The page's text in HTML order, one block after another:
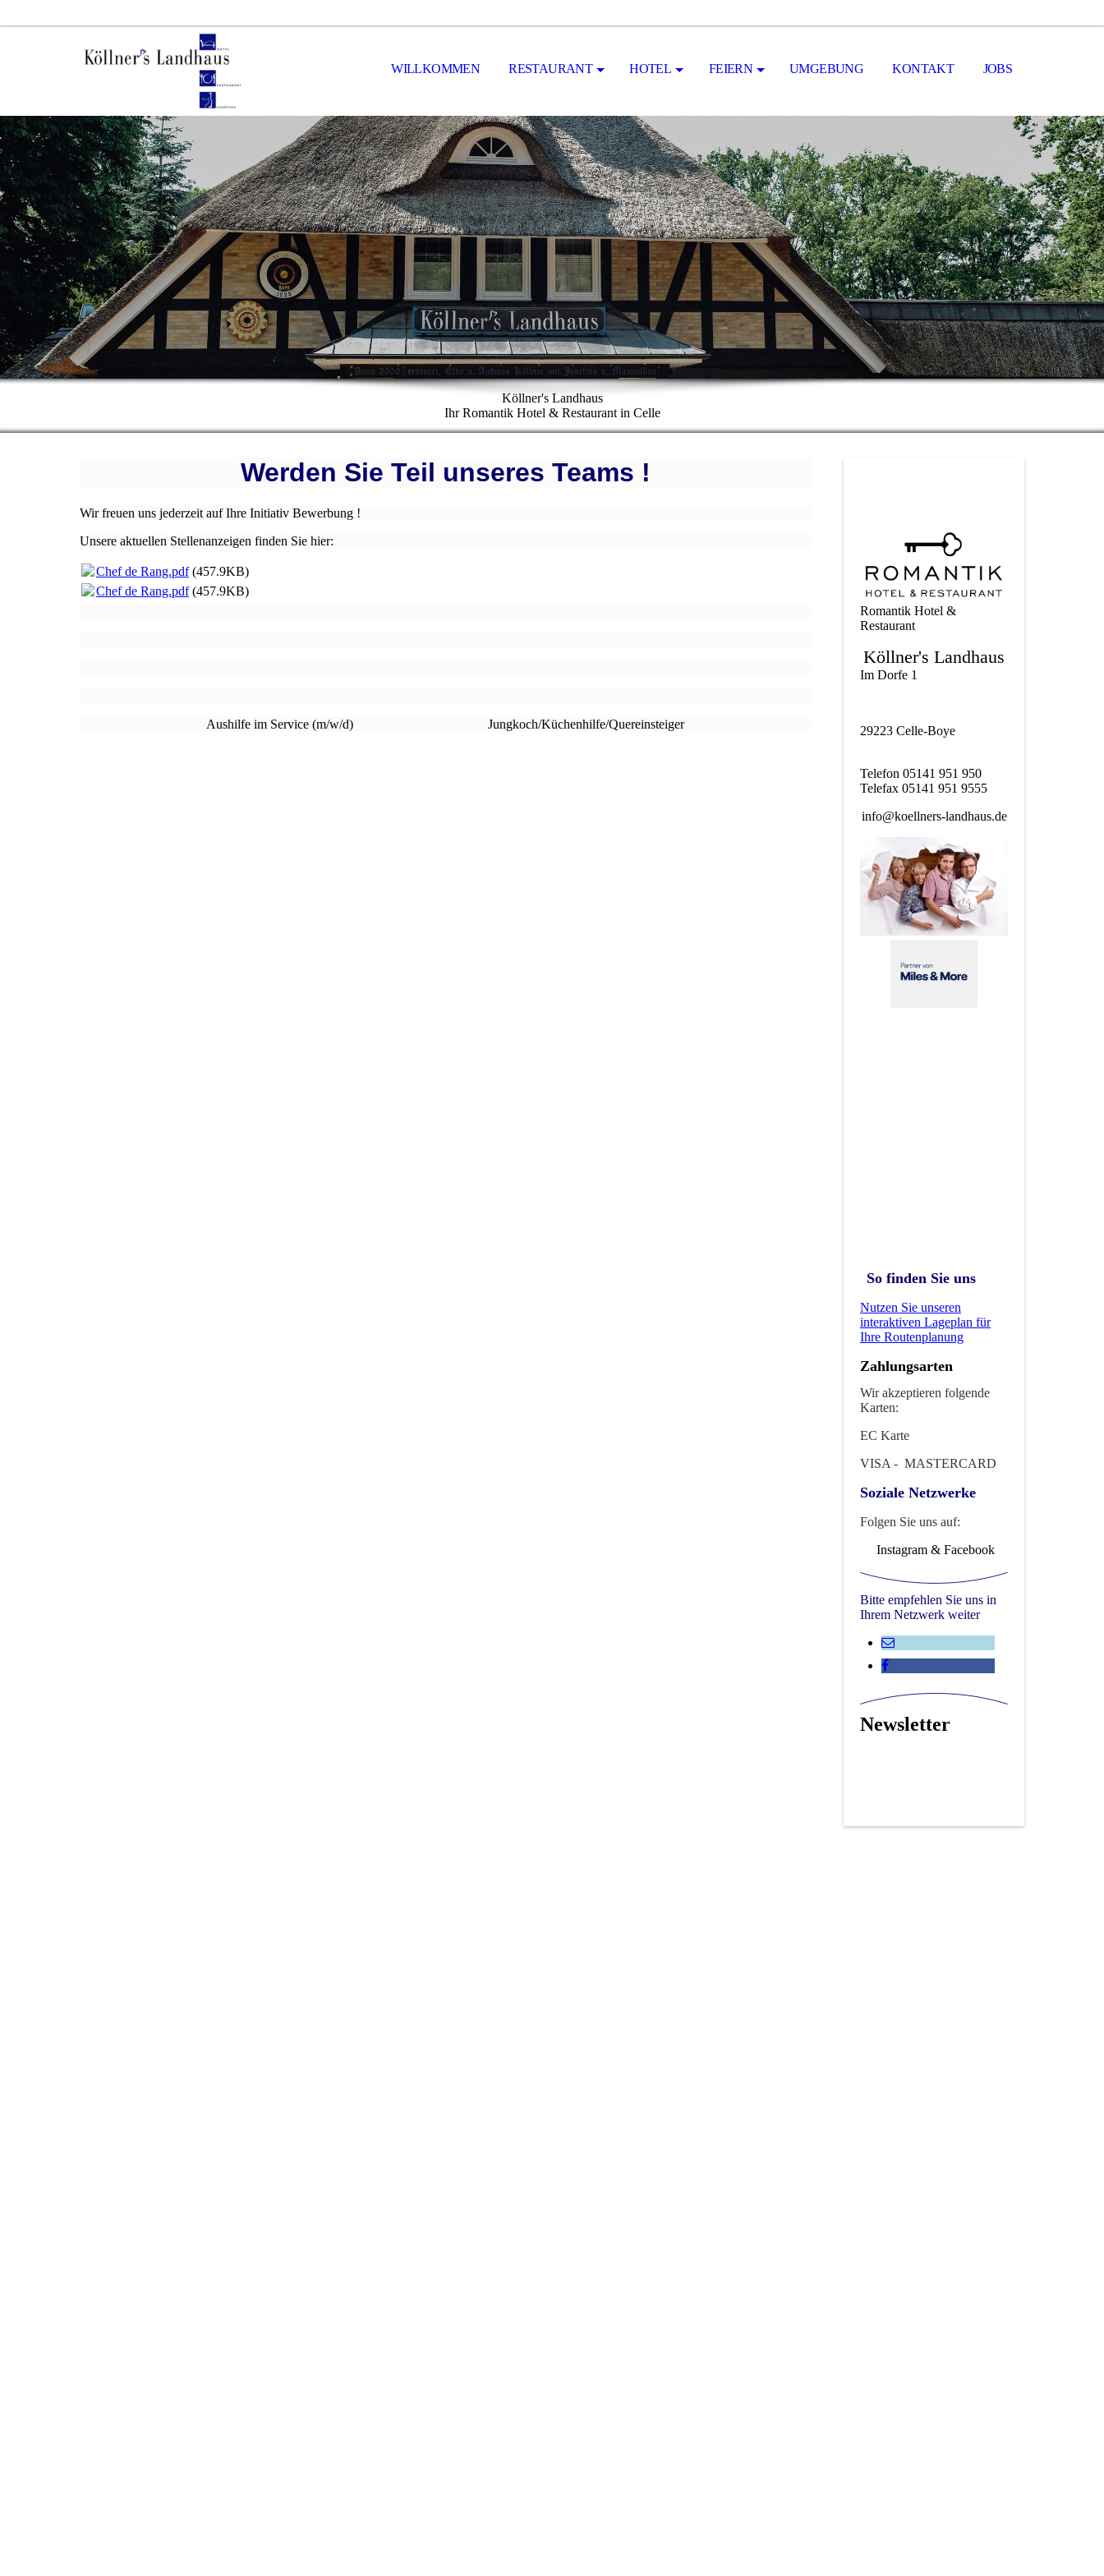
WILLKOMMEN RESTAURANT HOTEL FEIERN UMGEBUNG KONTAKT JOBS
Köllner's Landhaus
Ihr Romantik Hotel & Restaurant in Celle
Werden Sie Teil unseres Teams !
Wir freuen uns jederzeit auf Ihre Initiativ Bewerbung !
Unsere aktuellen Stellenanzeigen finden Sie hier:
Chef de Rang.pdf(457.9KB)
Chef de Rang.pdf(457.9KB)
Aushilfe im Service (m/w/d) Jungkoch/Küchenhilfe/Quereinsteiger
Romantik Hotel &
Restaurant
Köllner's Landhaus
Im Dorfe 1
29223 Celle-Boye
Telefon 05141 951 950
Telefax 05141 951 9555
info@koellners-landhaus.de
So finden Sie uns
Nutzen Sie unseren
interaktiven La­ge­plan für
Ihre Routenplanung
Zahlungsarten
Wir akzeptieren folgende
Karten:
EC Karte
VISA - MASTERCARD
Soziale Netzwerke
Folgen Sie uns auf:
Instagram & Facebook
Bitte empfehlen Sie uns in
Ihrem Netzwerk weiter
Newsletter